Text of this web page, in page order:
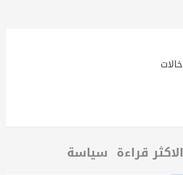
الاكثر قراءة سياسة